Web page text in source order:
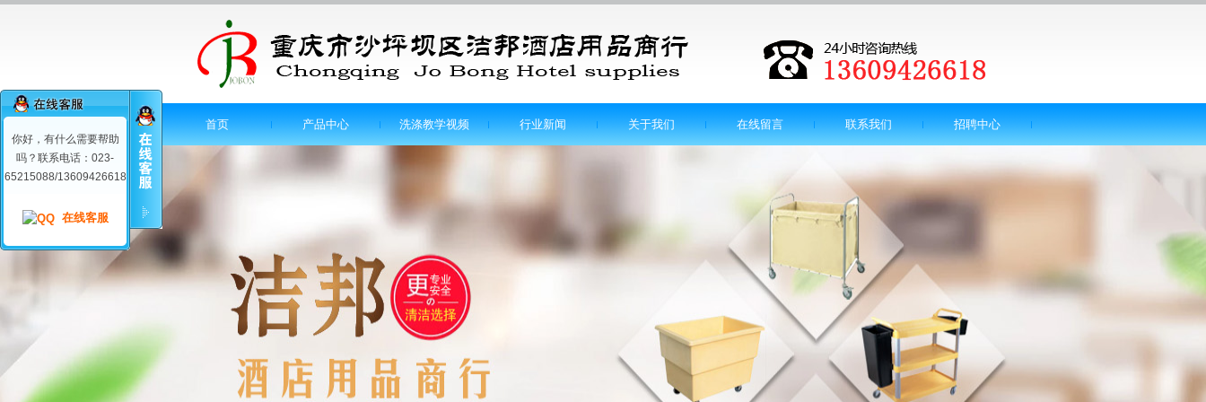
首页 产品中心 洗涤教学视频 行业新闻 关于我们 在线留言 联系我们 招聘中心
你好，有什么需要帮助
吗？联系电话：023-
65215088/13609426618
在线客服